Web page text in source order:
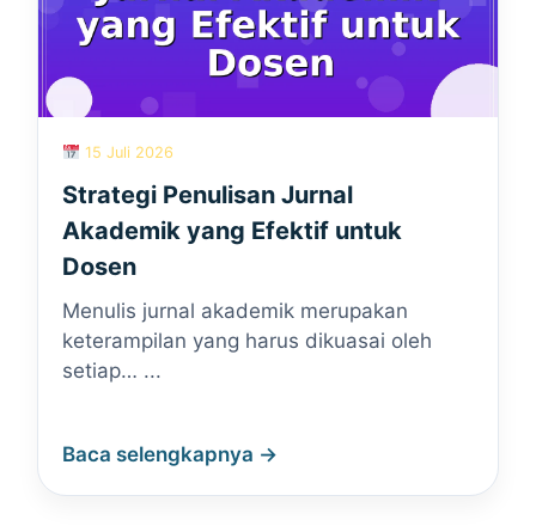
15 Juli 2026
Strategi Penulisan Jurnal
Akademik yang Efektif untuk
Dosen
Menulis jurnal akademik merupakan
keterampilan yang harus dikuasai oleh
setiap… ...
Baca selengkapnya →